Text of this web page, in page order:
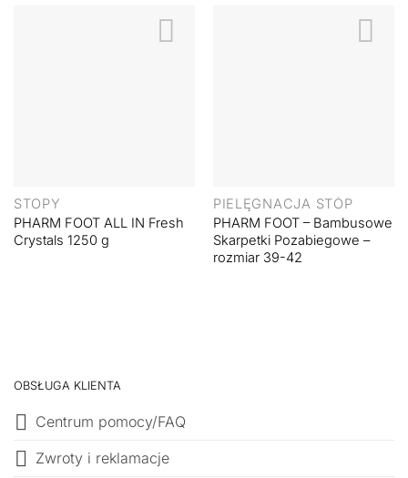
STOPY
PHARM FOOT ALL IN Fresh
Crystals 1250 g
PIELĘGNACJA STÓP
PHARM FOOT – Bambusowe
Skarpetki Pozabiegowe –
rozmiar 39-42
OBSŁUGA KLIENTA
Centrum pomocy/FAQ
Zwroty i reklamacje